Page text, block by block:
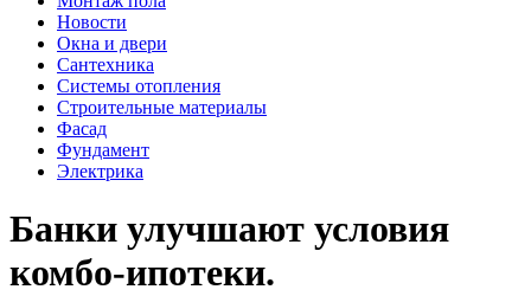
Новости
Окна и двери
Сантехника
Системы отопления
Строительные материалы
Фасад
Фундамент
Электрика
Банки улучшают условия
комбо-ипотеки.